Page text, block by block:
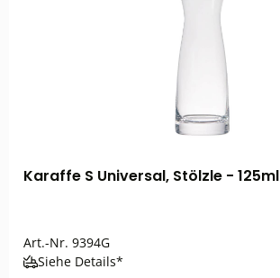
Karaffe S Universal, Stölzle - 125ml
Art.-Nr. 9394G
Siehe Details*